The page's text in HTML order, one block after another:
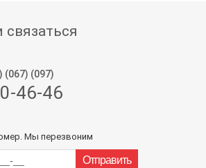
(067) (097)
46-46
Мы перезвоним